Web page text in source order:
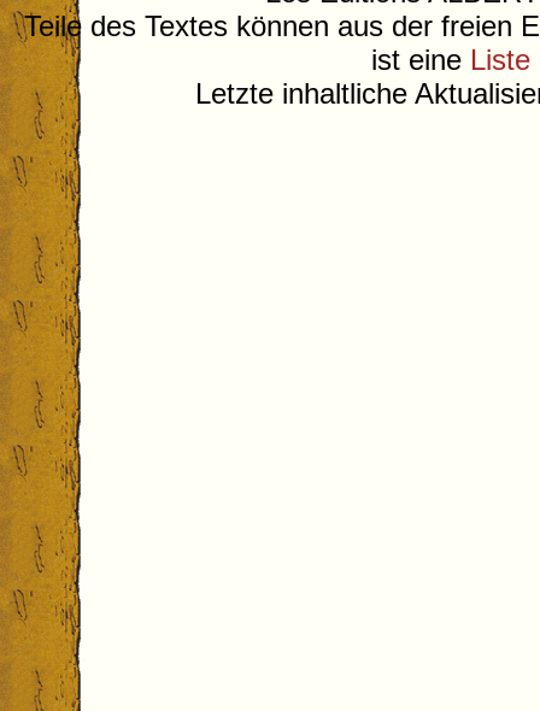
Teile des Textes können aus der freien
ist eine Liste
Letzte inhaltliche